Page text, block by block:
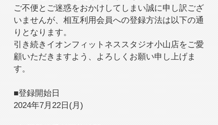
ご不便とご迷惑をおかけしてしまい誠に申し訳ござ
いませんが、相互利用会員への登録方法は以下の通
りとなります。
引き続きイオンフィットネススタジオ小山店をご愛
顧いただきますよう、よろしくお願い申し上げま
す。
■登録開始日
2024年7月22日(月)